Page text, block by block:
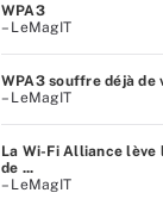
WPA3
– LeMagIT
WPA3 souffre déjà de
– LeMagIT
La Wi-Fi Alliance lève
de ...
– LeMagIT